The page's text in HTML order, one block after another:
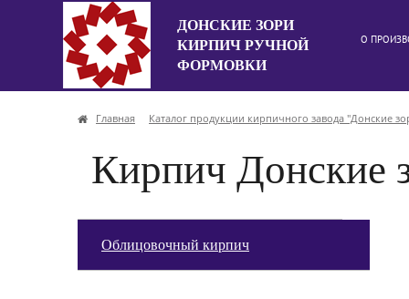
ДОНСКИЕ ЗОРИ
КИРПИЧ РУЧНОЙ
ФОРМОВКИ
О
Главная Каталог продукции кирпичного завода "Донские
Кирпич
Облицовочный кирпич